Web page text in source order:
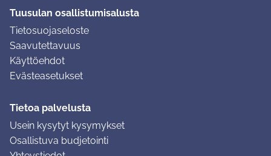
Tuusulan osallistumisalusta
Tietosuojaseloste
Saavutettavuus
Käyttöehdot
Evästeasetukset
Tietoa palvelusta
Usein kysytyt kysymykset
Osallistuva budjetointi